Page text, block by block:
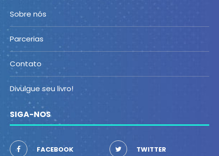
Sobre nós
Parcerias
Contato
Divulgue seu livro!
SIGA-NOS
FACEBOOK TWITTER